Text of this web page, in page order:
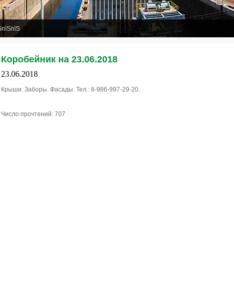
Коробейник на 23.06.2018
23.06.2018
Крыши. Заборы. Фасады. Тел.: 8-986-997-29-20.
Число прочтений: 707